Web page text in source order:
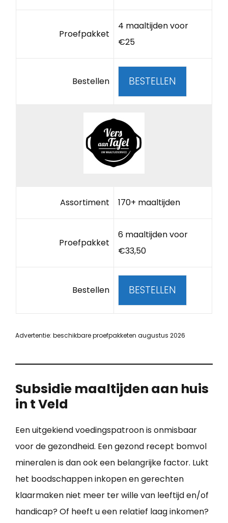
Proefpakket
4 maaltijden voor
€25
Bestellen BESTELLEN
Assortiment 170+ maaltijden
Proefpakket
6 maaltijden voor
€33,50
Bestellen BESTELLEN
Advertentie: beschikbare proefpakketen augustus 2026
Subsidie maaltijden aan huis
in t Veld
Een uitgekiend voedingspatroon is onmisbaar
voor de gezondheid. Een gezond recept bomvol
mineralen is dan ook een belangrijke factor. Lukt
het boodschappen inkopen en gerechten
klaarmaken niet meer ter wille van leeftijd en/of
handicap? Of heeft u een relatief laag inkomen?